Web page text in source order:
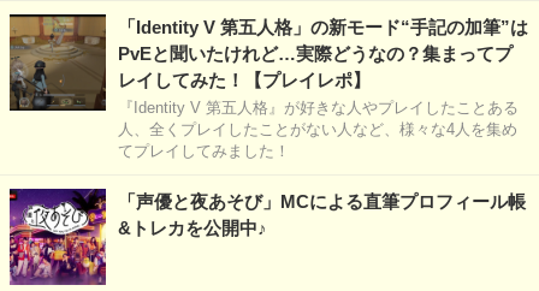
「Identity V 第五人格」の新モード“手記の加筆”は
PvEと聞いたけれど…実際どうなの？集まってプ
レイしてみた！【プレイレポ】
『Identity V 第五人格』が好きな人やプレイしたことある
人、全くプレイしたことがない人など、様々な4人を集め
てプレイしてみました！
「声優と夜あそび」MCによる直筆プロフィール帳
&トレカを公開中♪